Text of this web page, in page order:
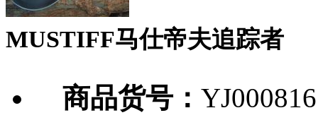
MUSTIFF马仕帝夫追踪者
商品货号： YJ000816